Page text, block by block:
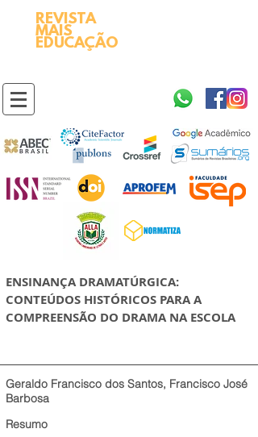
REVISTA
MAIS
EDUCAÇÃO
ENSINANÇA DRAMATÚRGICA:
CONTEÚDOS HISTÓRICOS PARA A
COMPREENSÃO DO DRAMA NA ESCOLA
Geraldo Francisco dos Santos, Francisco José
Barbosa
Resumo